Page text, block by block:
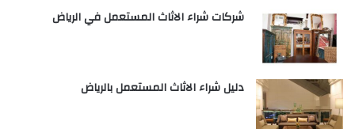
شركات شراء الاثاث المستعمل في الرياض
دليل شراء الاثاث المستعمل بالرياض